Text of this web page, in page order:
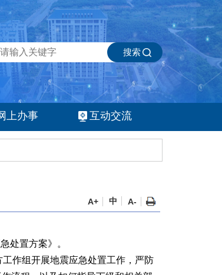
搜索
上办事 互动交流
A+ 中 A-
处置方案》。
作组开展地震应急处置工作，严防